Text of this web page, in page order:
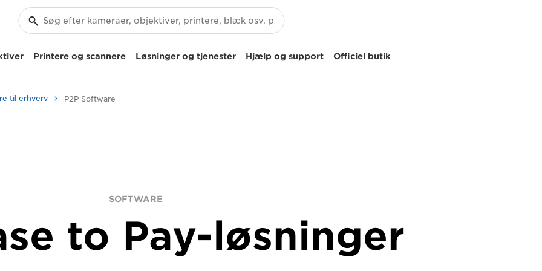
Printere og scannere Løsninger og tjenester Hjælp og support Officiel butik
til erhverv P2P Software
SOFTWARE
to Pay-løsninger